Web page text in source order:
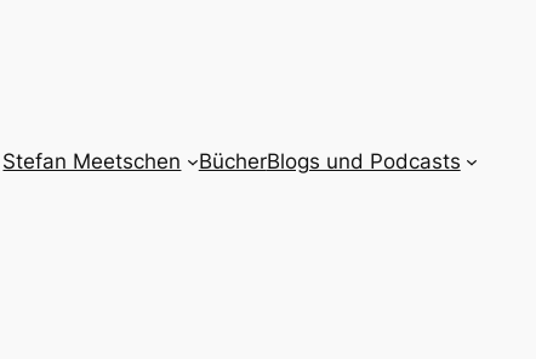
Stefan Meetschen BücherBlogs und Podcasts